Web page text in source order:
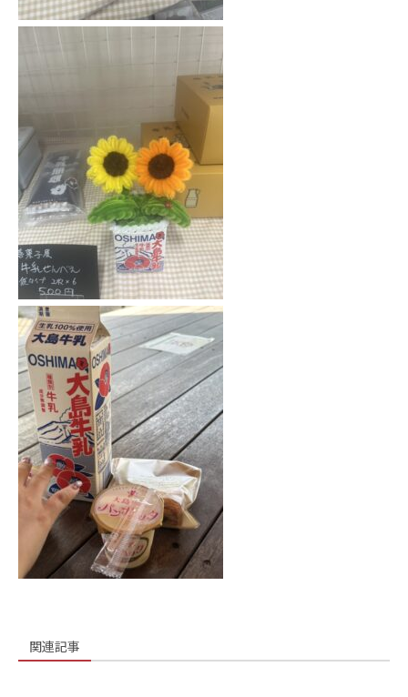
関連記事